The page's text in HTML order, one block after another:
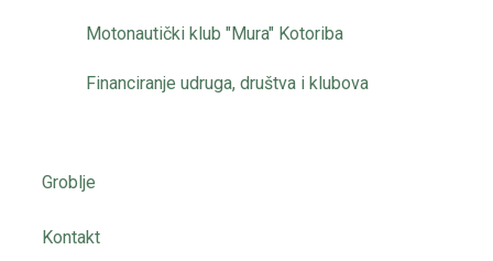
Motonautički klub "Mura" Kotoriba
Financiranje udruga, društva i klubova
Groblje
Kontakt